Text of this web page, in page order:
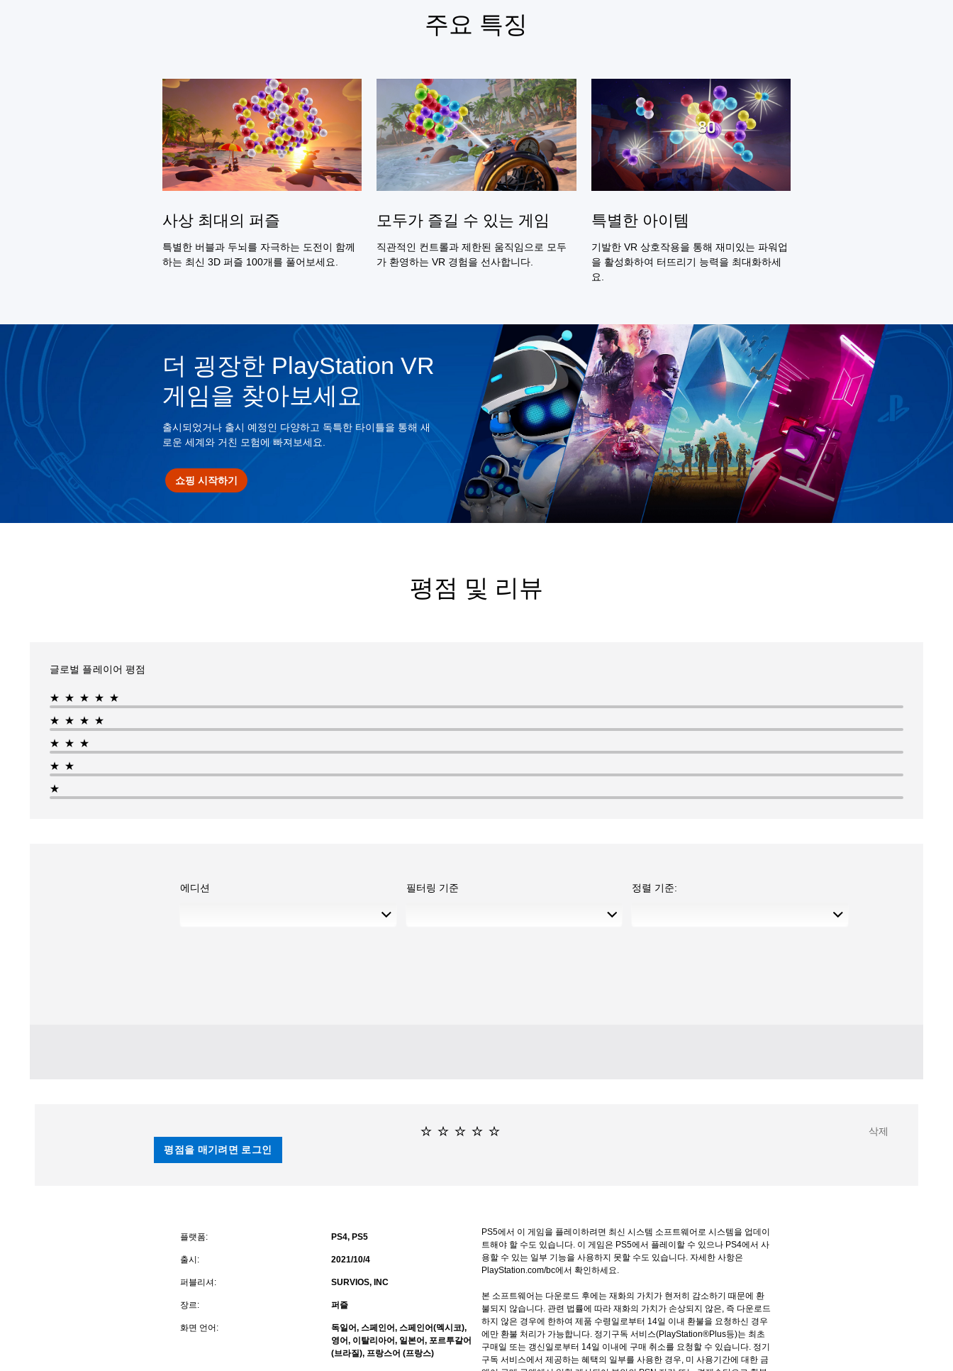
주요 특징
사상 최대의 퍼즐
특별한 버블과 두뇌를 자극하는 도전이 함께
하는 최신 3D 퍼즐 100개를 풀어보세요.
모두가 즐길 수 있는 게임
직관적인 컨트롤과 제한된 움직임으로 모두
가 환영하는 VR 경험을 선사합니다.
특별한 아이템
기발한 VR 상호작용을 통해 재미있는 파워업
을 활성화하여 터뜨리기 능력을 최대화하세
요.
더 굉장한 PlayStation VR
게임을 찾아보세요
출시되었거나 출시 예정인 다양하고 독특한 타이틀을 통해 새
로운 세계와 거친 모험에 빠져보세요.
쇼핑 시작하기
평점 및 리뷰
글로벌 플레이어 평점
★★★★★
★★★★
★★★
★★
★
에디션 필터링 기준 정렬 기준:
평점을 매기려면 로그인
삭제
플랫폼: PS4, PS5
출시: 2021/10/4
퍼블리셔: SURVIOS, INC
장르: 퍼즐
화면 언어:
독일어, 스페인어, 스페인어(멕시코),
영어, 이탈리아어, 일본어, 포르투갈어
(브라질), 프랑스어 (프랑스)
PS5에서 이 게임을 플레이하려면 최신 시스템 소프트웨어로 시스템을 업데이
트해야 할 수도 있습니다. 이 게임은 PS5에서 플레이할 수 있으나 PS4에서 사
용할 수 있는 일부 기능을 사용하지 못할 수도 있습니다. 자세한 사항은
PlayStation.com/bc에서 확인하세요.
본 소프트웨어는 다운로드 후에는 재화의 가치가 현저히 감소하기 때문에 환
불되지 않습니다. 관련 법률에 따라 재화의 가치가 손상되지 않은, 즉 다운로드
하지 않은 경우에 한하여 제품 수령일로부터 14일 이내 환불을 요청하신 경우
에만 환불 처리가 가능합니다. 정기구독 서비스(PlayStation®Plus등)는 최초
구매일 또는 갱신일로부터 14일 이내에 구매 취소를 요청할 수 있습니다. 정기
구독 서비스에서 제공하는 혜택의 일부를 사용한 경우, 미 사용기간에 대한 금